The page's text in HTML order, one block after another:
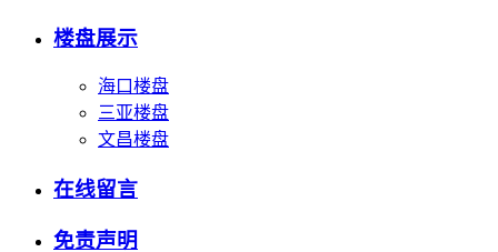
楼盘展示
海口楼盘
三亚楼盘
文昌楼盘
在线留言
免责声明